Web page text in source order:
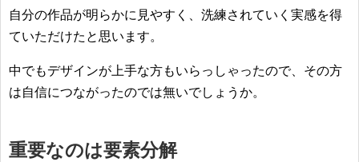
自分の作品が明らかに見やすく、洗練されていく実感を得
ていただけたと思います。
中でもデザインが上手な方もいらっしゃったので、その方
は自信につながったのでは無いでしょうか。
重要なのは要素分解